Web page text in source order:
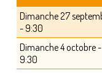
Dimanche 27
- 9:30
Dimanche 4 octobre -
9:30